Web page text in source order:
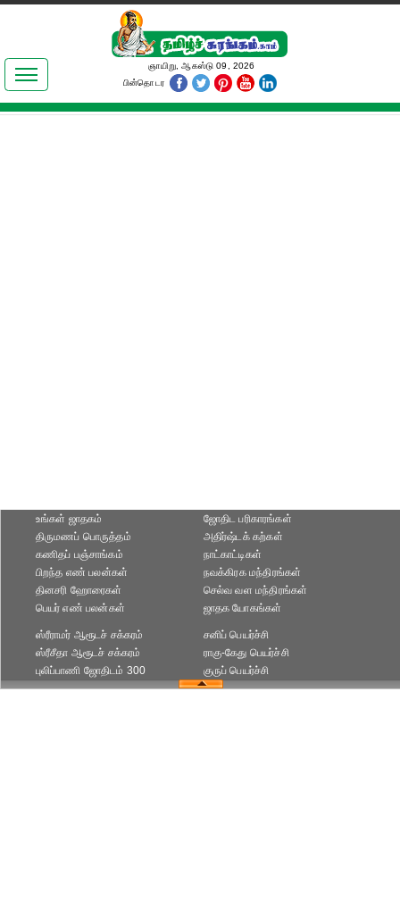
இலக்கியங்கள்
தமிழ் உலகம்
ஞாயிறு, ஆகஸ்டு 09, 2026
பின்தொடர
உங்கள் ஜாதகம்
திருமணப் பொருத்தம்
கணிதப் பஞ்சாங்கம்
ஜோதிட ப‌ரிகார‌ங்க‌ள்
அதிர்ஷ்டக் கற்கள்
நாட்காட்டிகள்
பிறந்த எண் பலன்கள்
தினசரி ஹோரைகள்
பெயர் எண் பலன்கள்
நவக்கிரக மந்திரங்கள்
செல்வ வள மந்திரங்கள்
ஜாதக யோகங்கள்
ஸ்ரீராமர் ஆரூடச் சக்கரம்
ஸ்ரீசீதா ஆரூடச் சக்கரம்
புலிப்பாணி ஜோதிடம் 300
சனிப் பெயர்ச்சி
ராகு-கேது பெயர்ச்சி
குருப் பெயர்ச்சி